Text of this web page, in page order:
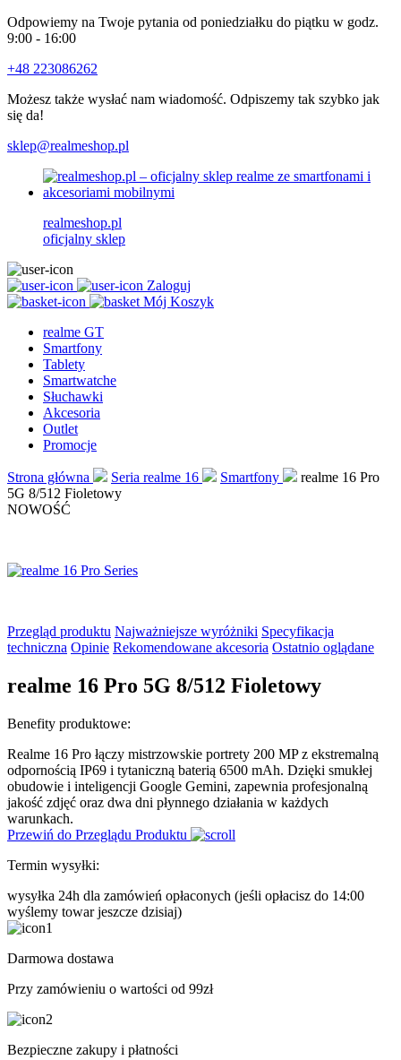
Odpowiemy na Twoje pytania od poniedziałku do piątku w godz.
9:00 - 16:00
+48 223086262
Możesz także wysłać nam wiadomość. Odpiszemy tak szybko jak
się da!
sklep@realmeshop.pl
realmeshop.pl
oficjalny sklep
Zaloguj
Mój Koszyk
realme GT
Smartfony
Tablety
Smartwatche
Słuchawki
Akcesoria
Outlet
Promocje
Strona główna Seria realme 16 Smartfony
realme 16 Pro
5G 8/512 Fioletowy
NOWOŚĆ
Przegląd produktu Najważniejsze wyróżniki Specyfikacja
techniczna Opinie Rekomendowane akcesoria Ostatnio oglądane
realme 16 Pro 5G 8/512 Fioletowy
Benefity produktowe:
Realme 16 Pro łączy mistrzowskie portrety 200 MP z ekstremalną
odpornością IP69 i tytaniczną baterią 6500 mAh. Dzięki smukłej
obudowie i inteligencji Google Gemini, zapewnia profesjonalną
jakość zdjęć oraz dwa dni płynnego działania w każdych
warunkach.
Przewiń do Przeglądu Produktu
Termin wysyłki:
wysyłka 24h dla zamówień opłaconych (jeśli opłacisz do 14:00
wyślemy towar jeszcze dzisiaj)
Darmowa dostawa
Przy zamówieniu o wartości od 99zł
Bezpieczne zakupy i płatności